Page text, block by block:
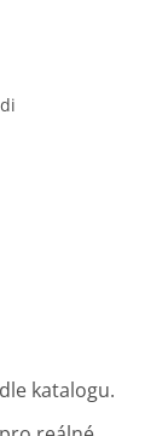
katalogu.